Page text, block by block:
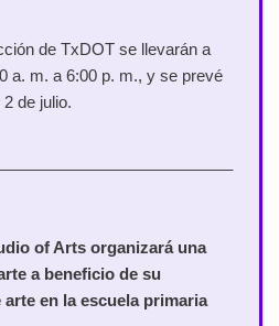
de TxDOT se llevarán a
a. m. a 6:00 p. m., y se prevé
de julio.
of Arts organizará una
a beneficio de su
en la escuela primaria